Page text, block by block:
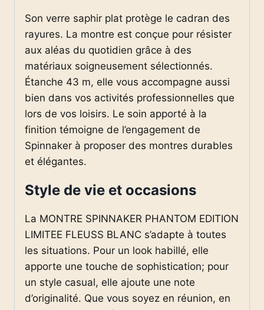
Son verre saphir plat protège le cadran des
rayures. La montre est conçue pour résister
aux aléas du quotidien grâce à des
matériaux soigneusement sélectionnés.
Étanche 43 m, elle vous accompagne aussi
bien dans vos activités professionnelles que
lors de vos loisirs. Le soin apporté à la
finition témoigne de l’engagement de
Spinnaker à proposer des montres durables
et élégantes.
Style de vie et occasions
La MONTRE SPINNAKER PHANTOM EDITION
LIMITEE FLEUSS BLANC s’adapte à toutes
les situations. Pour un look habillé, elle
apporte une touche de sophistication; pour
un style casual, elle ajoute une note
d’originalité. Que vous soyez en réunion, en